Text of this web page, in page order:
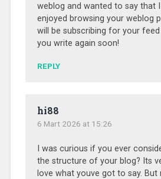
weblog and wanted to say that
enjoyed browsing your weblog
will be subscribing for your
you write again soon!
REPLY
hi88
6 Mart 2026 at 15:26
I was curious if you ever
the structure of your blog? Its
love what youve got to say. But